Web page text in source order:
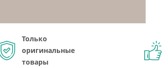
Только
оригинальные
товары